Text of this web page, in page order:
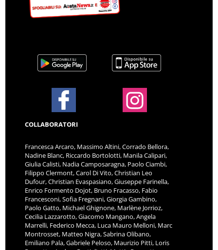
COLLABORATORI
Francesca Arcaro, Massimo Altini, Corrado Bellora,
Nadine Blanc, Riccardo Bortolotti, Manila Calipari,
Giulia Calisti, Nadia Camposaragna, Paolo Ciambi,
Filippo Clermont, Carol Di Vito, Christian Leo
Dufour, Christian Evaspasiano, Giuseppe Farinella,
Enrico Formento Dojot, Bruno Fracasso, Fabio
Francesconi, Sofia Fregnani, Giorgia Gambino,
Paolo Gatto, Michael Ghignone, Marlène Jorrioz,
Cecilia Lazzarotto, Giacomo Mangano, Angela
Marrelli, Federico Mecca, Luca Mauro Melloni, Marc
Montrosset, Matteo Nigra, Sabrina Olibano,
Emiliano Pala, Gabriele Peloso, Maurizio Pitti, Loris